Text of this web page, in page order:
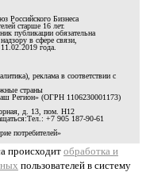
Российского Бизнеса
старше 16 лет.
публикации обязательна
в сфере связи,
года.
реклама в соответствии с
страны
Регион» (ОГРН 1106230001173)
д. 13, пом. Н12
+7 905 187-90-61
потребителей»
происходит обработка и
пользователей в систему